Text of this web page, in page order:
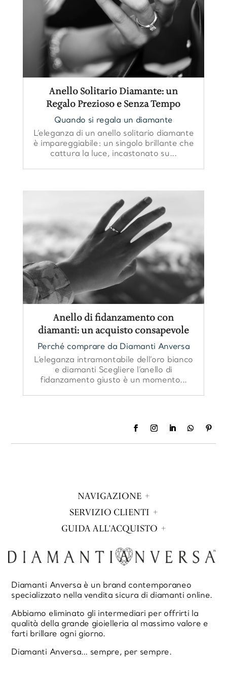
Anello Solitario Diamante: un
Regalo Prezioso e Senza Tempo
Quando si regala un diamante
L’eleganza di un anello solitario diamante
è impareggiabile: un singolo brillante che
cattura la luce, incastonato su...
Anello di fidanzamento con
diamanti: un acquisto consapevole
Perché comprare da Diamanti Anversa
L’eleganza intramontabile dell’oro bianco
e diamanti Scegliere l’anello di
fidanzamento giusto è un momento...
NAVIGAZIONE
SERVIZIO CLIENTI
GUIDA ALL'ACQUISTO
Diamanti Anversa è un brand contemporaneo
specializzato nella vendita sicura di diamanti online.
Abbiamo eliminato gli intermediari per offrirti la
qualità della grande gioielleria al massimo valore e
farti brillare ogni giorno.
Diamanti Anversa… sempre, per sempre.